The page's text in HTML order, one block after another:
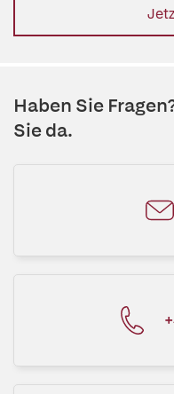
Haben Sie
Sie da.